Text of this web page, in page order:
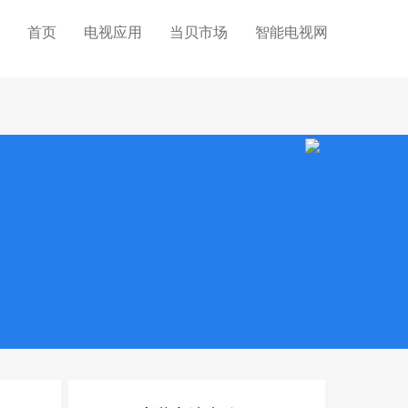
首页 电视应用 当贝市场 智能电视网